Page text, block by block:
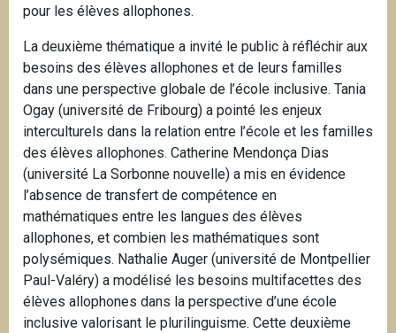
pour les élèves allophones.
La deuxième thématique a invité le public à réfléchir aux
besoins des élèves allophones et de leurs familles
dans une perspective globale de l’école inclusive. Tania
Ogay (université de Fribourg) a pointé les enjeux
interculturels dans la relation entre l’école et les familles
des élèves allophones. Catherine Mendonça Dias
(université La Sorbonne nouvelle) a mis en évidence
l’absence de transfert de compétence en
mathématiques entre les langues des élèves
allophones, et combien les mathématiques sont
polysémiques. Nathalie Auger (université de Montpellier
Paul-Valéry) a modélisé les besoins multifacettes des
élèves allophones dans la perspective d’une école
inclusive valorisant le plurilinguisme. Cette deuxième